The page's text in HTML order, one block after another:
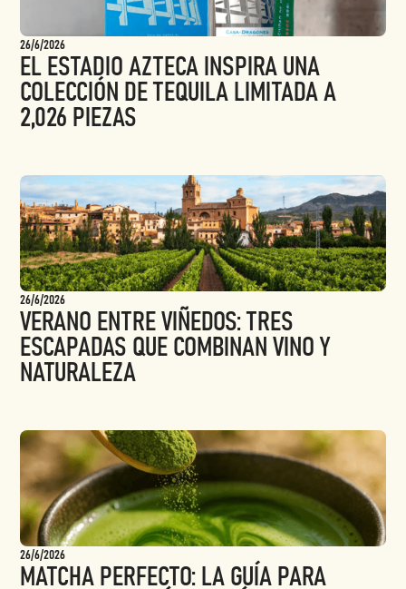
26/6/2026
EL ESTADIO AZTECA INSPIRA UNA
COLECCIÓN DE TEQUILA LIMITADA A
2,026 PIEZAS
26/6/2026
VERANO ENTRE VIÑEDOS: TRES
ESCAPADAS QUE COMBINAN VINO Y
NATURALEZA
26/6/2026
MATCHA PERFECTO: LA GUÍA PARA